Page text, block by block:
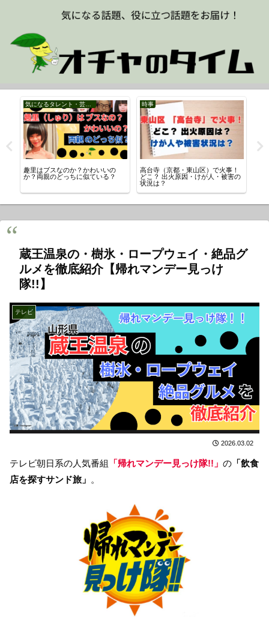
気になるタレント・芸能人
趣里はブスなのか？かわいいの
か？両親のどっちに似ている？
時事
高台寺（京都・東山区）で火事！
どこ？ 出火原因・けが人・被害の
状況は？
蔵王温泉の・樹氷・ロープウェイ・絶品グ
ルメを徹底紹介【帰れマンデー見っけ
隊!!】
テレビ
2026.03.02
テレビ朝日系の人気番組 「帰れマンデー見っけ隊!!」 の 「飲食
店を探すサンド旅」 。